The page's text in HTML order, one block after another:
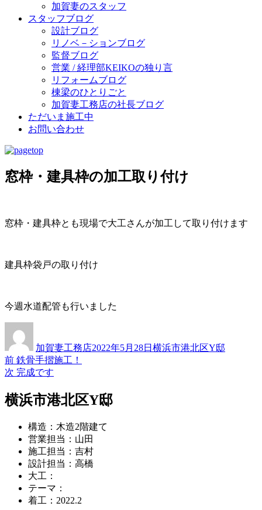
加賀妻のスタッフ
スタッフブログ
設計ブログ
リノベ－ションブログ
監督ブログ
営業 / 経理部KEIKOの独り言
リフォームブログ
棟梁のひとりごと
加賀妻工務店の社長ブログ
ただいま施工中
お問い合わせ
窓枠・建具枠の加工取り付け
窓枠・建具枠とも現場で大工さんが加工して取り付けます
建具枠袋戸の取り付け
今週水道配管も行いました
者加賀妻工務店日:
2022年5月28日ゴ
横浜市港北区Y邸
投
稿
ナ
前 過
去
投
稿:
鉄骨手摺施工！
次 次
投
稿:
完成です
横浜市港北区Y邸
構造：木造2階建て
営業担当：山田
施工担当：吉村
設計担当：高橋
大工：
テーマ：
着工：2022.2